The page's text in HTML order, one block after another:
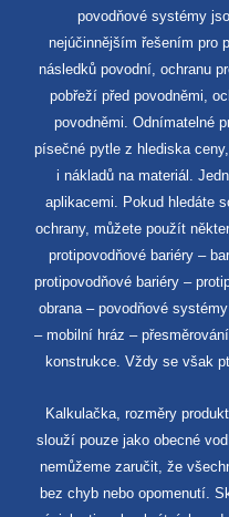
povodňové systémy
nejúčinnějším řešením pro
následků povodní, ochranu
pobřeží před povodněmi,
povodněmi. Odnímatelné
písečné pytle z hlediska
i nákladů na materiál.
aplikacemi. Pokud hledáte
ochrany, můžete použít
protipovodňové bariéry –
protipovodňové bariéry –
obrana – povodňové
– mobilní hráz –
konstrukce. Vždy se však
Kalkulačka, rozměry
slouží pouze jako obecné
nemůžeme zaručit, že
bez chyb nebo opomenutí.